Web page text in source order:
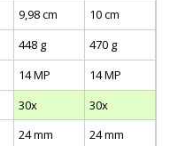
9,98 cm
10 cm
448 g
470 g
14 MP
14 MP
30x
30x
24 mm
24 mm